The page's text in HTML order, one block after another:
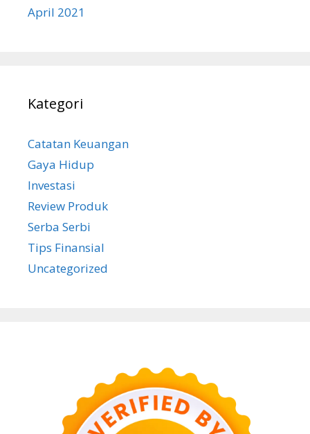
April 2021
Kategori
Catatan Keuangan
Gaya Hidup
Investasi
Review Produk
Serba Serbi
Tips Finansial
Uncategorized